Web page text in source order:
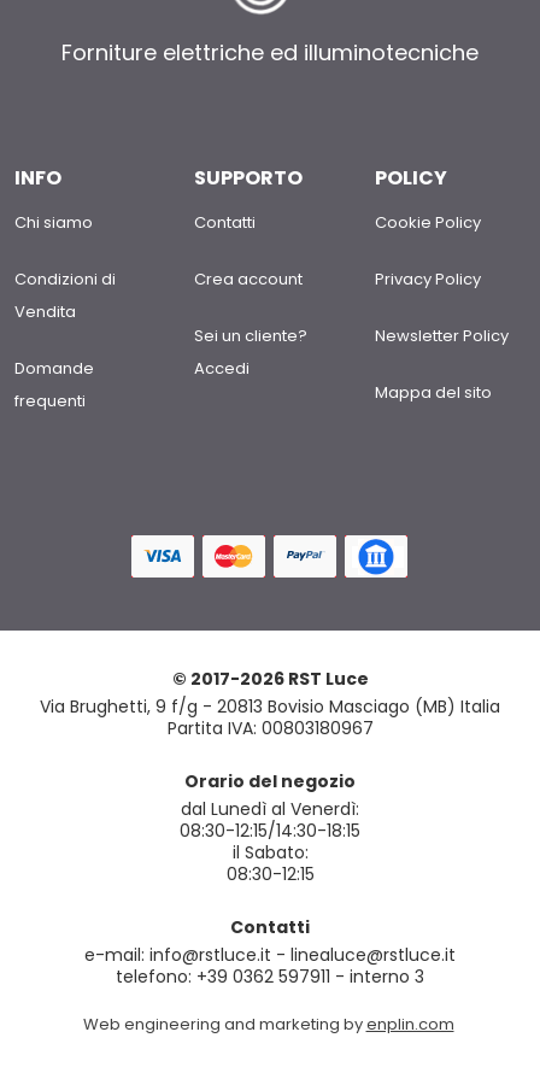
Forniture elettriche ed illuminotecniche
INFO
Chi siamo
Condizioni di
Vendita
Domande
frequenti
SUPPORTO
Contatti
Crea account
Sei un cliente?
Accedi
POLICY
Cookie Policy
Privacy Policy
Newsletter Policy
Mappa del sito
© 2017-2026 RST Luce
Via Brughetti, 9 f/g - 20813 Bovisio Masciago (MB) Italia
Partita IVA: 00803180967
Orario del negozio
dal Lunedì al Venerdì:
08:30-12:15/14:30-18:15
il Sabato:
08:30-12:15
Contatti
e-mail: info@rstluce.it - linealuce@rstluce.it
telefono: +39 0362 597911 - interno 3
Web engineering and marketing byenplin.com